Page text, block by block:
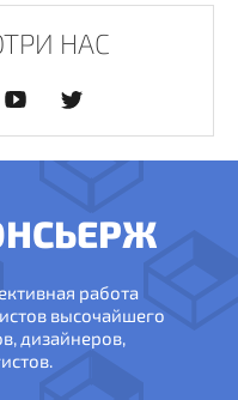
НАС
работа
высочайшего
дизайнеров,